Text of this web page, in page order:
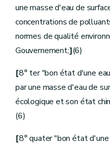
ChapitreII Protection des
Section1re
D.167.
Art.
Art.D.168.
Art. D.169.
Art. D.170.
Section3
Sous-
Art.D.171
Art.D.173
une masse d'eau de
concentrations de
normes de qualité
Gouvernement;](6)
[8° ter "bon état d'une
par une masse d'eau de
écologique et son état
(6)
[8° quater "bon état